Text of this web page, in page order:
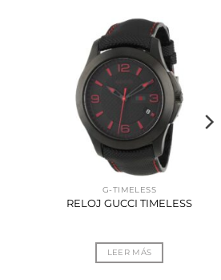
G-TIMELESS
RELOJ GUCCI TIMELESS
LEER MÁS